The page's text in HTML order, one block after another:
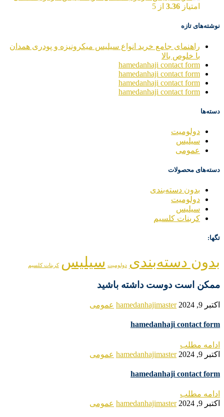
امتیاز 3.36 از 5
نوشته‌های تازه
راهنمای جامع خرید انواع سیلیس میکرونیزه و پودری همدان
با خلوص بالا
hamedanhaji contact form
hamedanhaji contact form
hamedanhaji contact form
hamedanhaji contact form
دسته‌ها
دولومیت
سیلیس
عمومی
دسته‌های محصولات
بدون دسته‌بندی
دولومیت
سیلیس
کربنات کلسیم
تگها:
بدون دسته‌بندی دولومیت سیلیس کربنات کلسیم
ممکن است دوست داشته باشید
اکتبر 9, 2024 hamedanhajimaster عمومی
hamedanhaji contact form
ادامه مطلب
اکتبر 9, 2024
hamedanhajimaster عمومی
hamedanhaji contact form
ادامه مطلب
اکتبر 9, 2024
hamedanhajimaster عمومی